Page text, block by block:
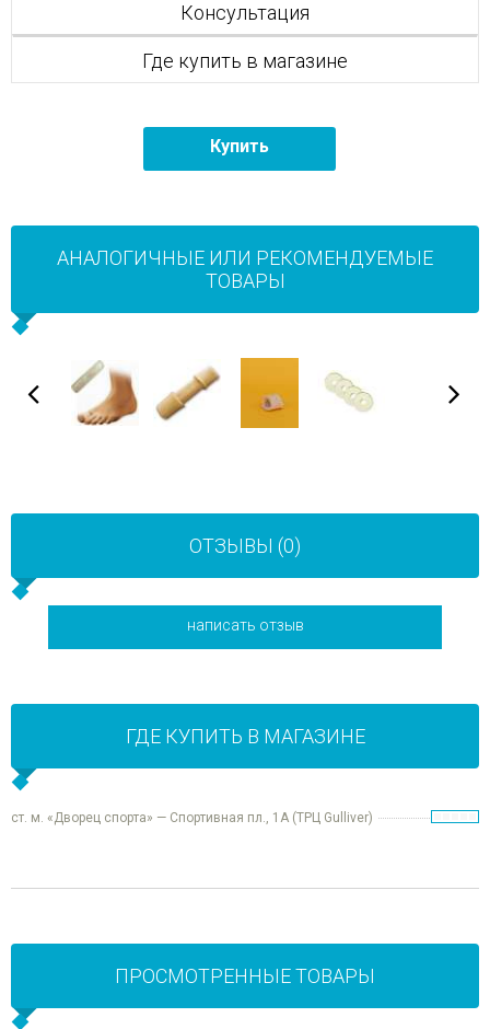
Консультация
Где купить в магазине
Купить
АНАЛОГИЧНЫЕ ИЛИ РЕКОМЕНДУЕМЫЕ
ТОВАРЫ
ОТЗЫВЫ (0)
написать отзыв
ГДЕ КУПИТЬ В МАГАЗИНЕ
ст. м. «Дворец спорта» — Спортивная пл., 1А (ТРЦ Gulliver)
ПРОСМОТРЕННЫЕ ТОВАРЫ